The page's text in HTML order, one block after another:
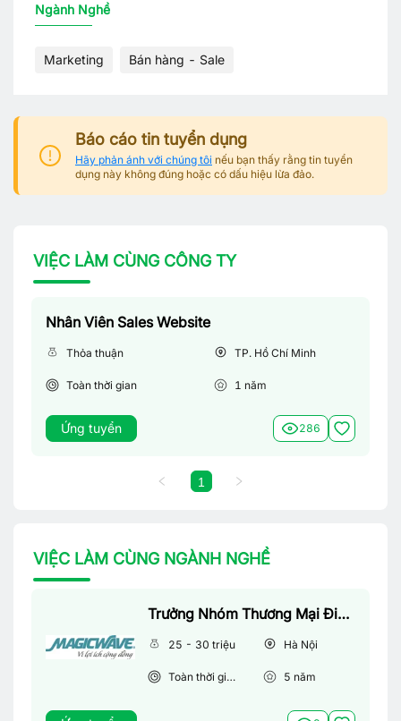
Ngành Nghề
Marketing Bán hàng - Sale
Báo cáo tin tuyển dụng
Hãy phản ánh với chúng tôi nếu bạn thấy rằng tin tuyển
dụng này không đúng hoặc có dấu hiệu lừa đảo.
VIỆC LÀM CÙNG CÔNG TY
Nhân Viên Sales Website
Thỏa thuận TP. Hồ Chí Minh
Toàn thời gian 1 năm
Ứng tuyển 286
1
VIỆC LÀM CÙNG NGÀNH NGHỀ
Trưởng Nhóm Thương Mại Điện Tử
25 - 30 triệu Hà Nội
Toàn thời gian 5 năm